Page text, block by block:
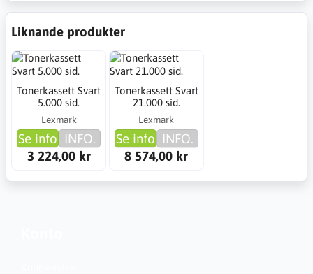
Liknande produkter
Tonerkassett Svart
5.000 sid.
Lexmark
Se info INFO.
3 224,00 kr
Tonerkassett Svart
21.000 sid.
Lexmark
Se info INFO.
8 574,00 kr